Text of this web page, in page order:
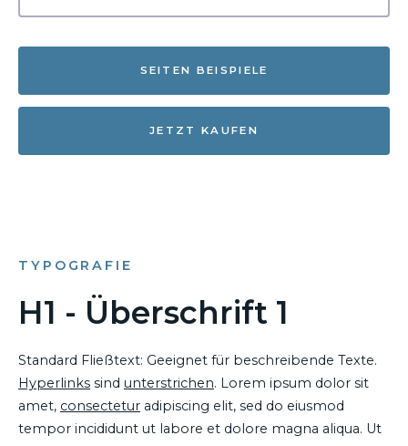
SEITEN BEISPIELE
JETZT KAUFEN
TYPOGRAFIE
H1 - Überschrift 1
Standard Fließtext: Geeignet für beschreibende Texte.
Hyperlinks sind unterstrichen. Lorem ipsum dolor sit
amet, consectetur adipiscing elit, sed do eiusmod
tempor incididunt ut labore et dolore magna aliqua. Ut